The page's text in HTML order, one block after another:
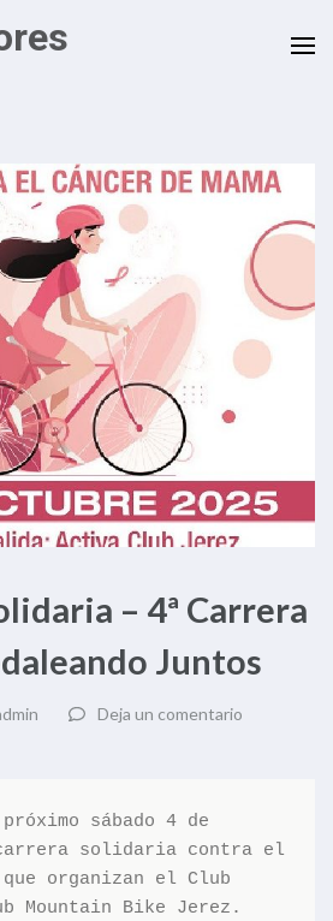
– 4ª Carrera
Juntos
Deja un comentario
sábado 4 de
solidaria contra el
que organizan el Club
Mountain Bike Jerez.